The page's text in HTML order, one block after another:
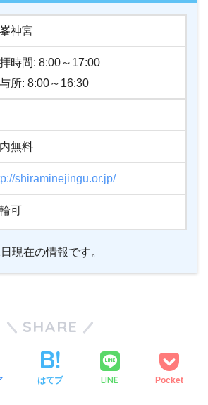
神宮
時間: 8:00～17:00
所: 8:00～16:30
無料
shiraminejingu.or.jp/
可
現在の情報です。
SHARE
はてブ LINE Pocket